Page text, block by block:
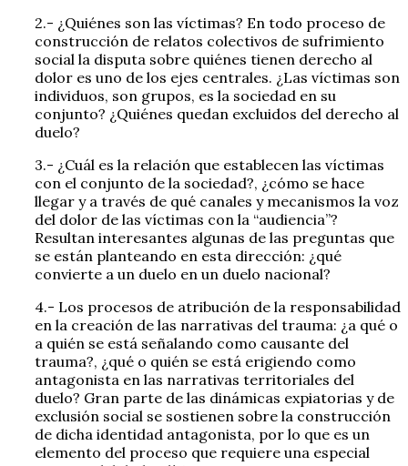
2.- ¿Quiénes son las víctimas? En todo proceso de
construcción de relatos colectivos de sufrimiento
social la disputa sobre quiénes tienen derecho al
dolor es uno de los ejes centrales. ¿Las víctimas son
individuos, son grupos, es la sociedad en su
conjunto? ¿Quiénes quedan excluidos del derecho al
duelo?
3.- ¿Cuál es la relación que establecen las víctimas
con el conjunto de la sociedad?, ¿cómo se hace
llegar y a través de qué canales y mecanismos la voz
del dolor de las víctimas con la “audiencia”?
Resultan interesantes algunas de las preguntas que
se están planteando en esta dirección: ¿qué
convierte a un duelo en un duelo nacional?
4.- Los procesos de atribución de la responsabilidad
en la creación de las narrativas del trauma: ¿a qué o
a quién se está señalando como causante del
trauma?, ¿qué o quién se está erigiendo como
antagonista en las narrativas territoriales del
duelo? Gran parte de las dinámicas expiatorias y de
exclusión social se sostienen sobre la construcción
de dicha identidad antagonista, por lo que es un
elemento del proceso que requiere una especial